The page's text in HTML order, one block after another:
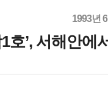
1993년
호’, 서해안